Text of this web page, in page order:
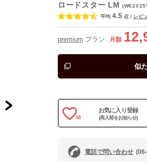
ロードスター LM
平均 4.5 点 / レビ
premium プラン 月額
似
18
お気に入り登録
(再入荷をお知らせ)
電話で問い合わせ